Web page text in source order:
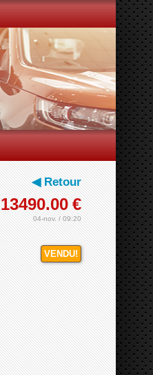
◀ Retour
13490.00 €
04-nov. / 09:20
VENDU!